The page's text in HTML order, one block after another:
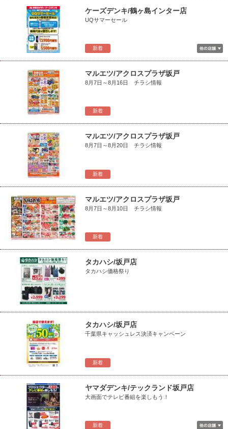
新着
ケーズデンキ/鶴ヶ島インター店
UQサマーセール
新着
マルエツ/アクロスプラザ坂戸
8月7日～8月16日 チラシ情報
新着
マルエツ/アクロスプラザ坂戸
8月7日～8月20日 チラシ情報
新着
マルエツ/アクロスプラザ坂戸
8月7日～8月10日 チラシ情報
タカハシ/坂戸店
タカハシ価格祭り
新着
タカハシ/坂戸店
千葉県キャッシュレス決済キャンペーン
新着
ヤマダデンキ/テックランド坂戸店
大画面でテレビ番組を楽しもう！